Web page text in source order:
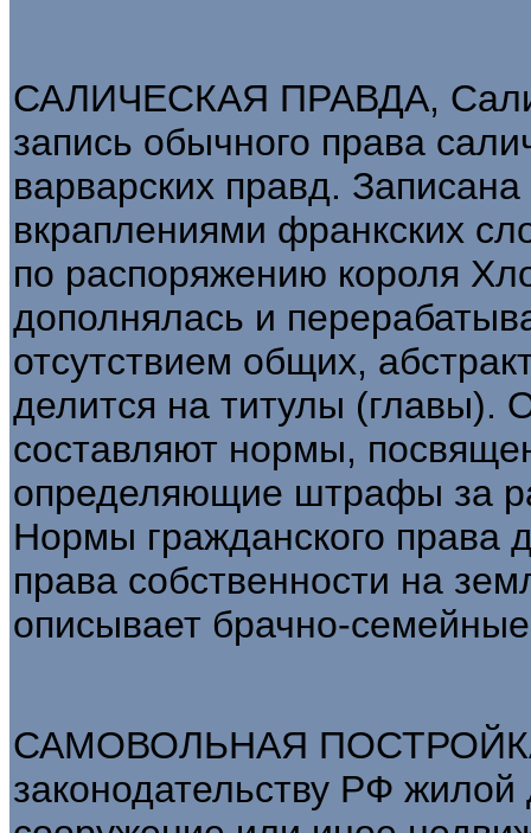
САЛИЧЕСКАЯ ПРАВДА,
запись обычного права
варварских правд.
вкраплениями франкских
по распоряжению короля
дополнялась и
отсутствием общих,
делится на титулы (главы).
составляют нормы,
определяющие штрафы за
Нормы гражданского права
права собственности на
описывает брачно-
САМОВОЛЬНАЯ ПОСТРОЙКА
законодательству РФ